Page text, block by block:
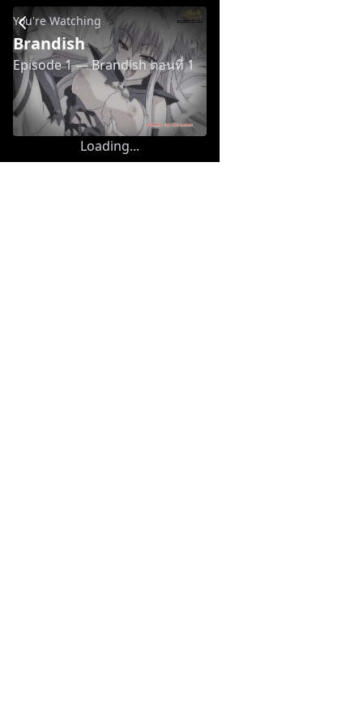
Brandish - Episode 1 — Brandish ตอนที่ 1
Loading...
You're Watching
Brandish
Episode 1— Brandish ตอนที่ 1